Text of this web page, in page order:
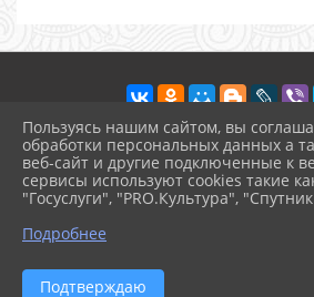
2026 г. ckdr.kulturatuapse.ru
Вход
Карта сайта
Политика обработки персональных
Сделано на KubCMS
Разработка и поддержка
Пользуясь нашим сайтом, вы
обработки персональных данных а
веб-сайт и другие подключенные к
сервисы используют cookies такие
"Госуслуги", "PRO.Культура",
Подробнее
Подтверждаю